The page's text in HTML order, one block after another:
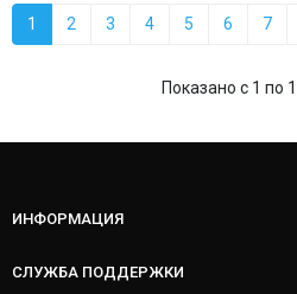
1 2 3 4 5 6 7
Показано с 1 по
ИНФОРМАЦИЯ
СЛУЖБА ПОДДЕРЖКИ